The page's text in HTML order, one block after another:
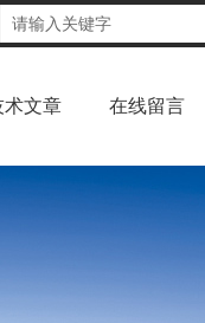
术文章 在线留言